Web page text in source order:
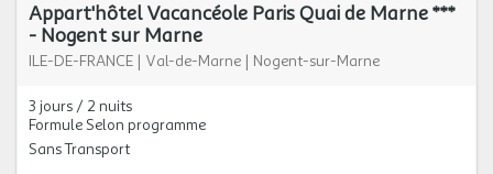
Appart'hôtel Vacancéole Paris Quai de Marne ***
- Nogent sur Marne
ILE-DE-FRANCE | Val-de-Marne | Nogent-sur-Marne
3 jours / 2 nuits
Formule Selon programme
Sans Transport